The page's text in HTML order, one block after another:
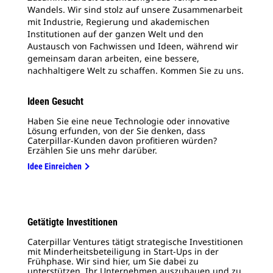
Wandels. Wir sind stolz auf unsere Zusammenarbeit
mit Industrie, Regierung und akademischen
Institutionen auf der ganzen Welt und den
Austausch von Fachwissen und Ideen, während wir
gemeinsam daran arbeiten, eine bessere,
nachhaltigere Welt zu schaffen. Kommen Sie zu uns.
Ideen Gesucht
Haben Sie eine neue Technologie oder innovative
Lösung erfunden, von der Sie denken, dass
Caterpillar-Kunden davon profitieren würden?
Erzählen Sie uns mehr darüber.
Idee Einreichen
Getätigte Investitionen
Caterpillar Ventures tätigt strategische Investitionen
mit Minderheitsbeteiligung in Start-Ups in der
Frühphase. Wir sind hier, um Sie dabei zu